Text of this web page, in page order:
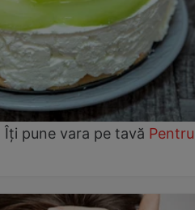
pune vara pe tavă Pentru